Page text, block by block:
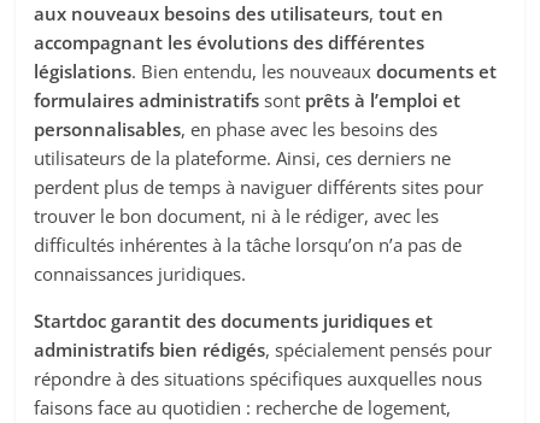
aux nouveaux besoins des utilisateurs,tout en
accompagnant les évolutions des différentes
législations. Bien entendu, les nouveauxdocuments et
formulaires administratifs sont prêts à l’emploi et
personnalisables, en phase avec les besoins des
utilisateurs de la plateforme. Ainsi, ces derniers ne
perdent plus de temps à naviguer différents sites pour
trouver le bon document, ni à le rédiger, avec les
difficultés inhérentes à la tâche lorsqu’on n’a pas de
connaissances juridiques.
Startdoc garantit des documents juridiques et
administratifs bien rédigés, spécialement pensés pour
répondre à des situations spécifiques auxquelles nous
faisons face au quotidien : recherche de logement,